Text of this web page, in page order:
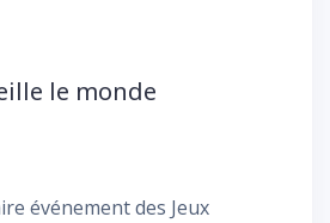
le monde
événement des Jeux